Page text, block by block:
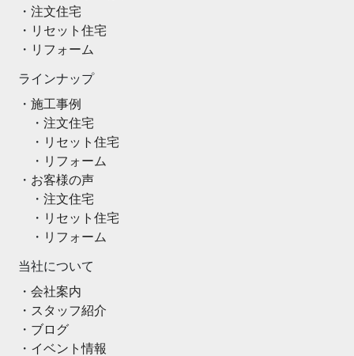
注文住宅
リセット住宅
リフォーム
ラインナップ
施工事例
注文住宅
リセット住宅
リフォーム
お客様の声
注文住宅
リセット住宅
リフォーム
当社について
会社案内
スタッフ紹介
ブログ
イベント情報